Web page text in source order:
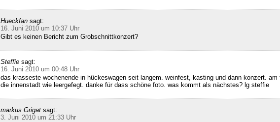
Hueckfan sagt:
16. Juni 2010 um 10:37 Uhr
Gibt es keinen Bericht zum Grobschnittkonzert?
Steffie sagt:
16. Juni 2010 um 00:48 Uhr
das krasseste wochenende in hückeswagen seit langem. weinfest, kasting und dann konzert. am
die innenstadt wie leergefegt. danke für dass schöne foto. was kommt als nächstes? lg steffie
markus Grigat sagt:
3. Juni 2010 um 21:33 Uhr